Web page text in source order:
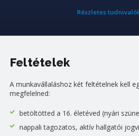
Részletes
Feltételek
A munkavállaláshoz két feltételnek kell
megfelelned:
betöltötted a 16. életéved (nyári
nappali tagozatos, aktív hallgatói